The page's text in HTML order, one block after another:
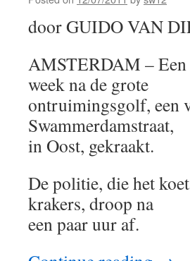
door GUIDO VAN
AMSTERDAM – Een
week na de grote
ontruimingsgolf, een
Swammerdamstraat,
in Oost, gekraakt.
De politie, die het
krakers, droop na
een paar uur af.